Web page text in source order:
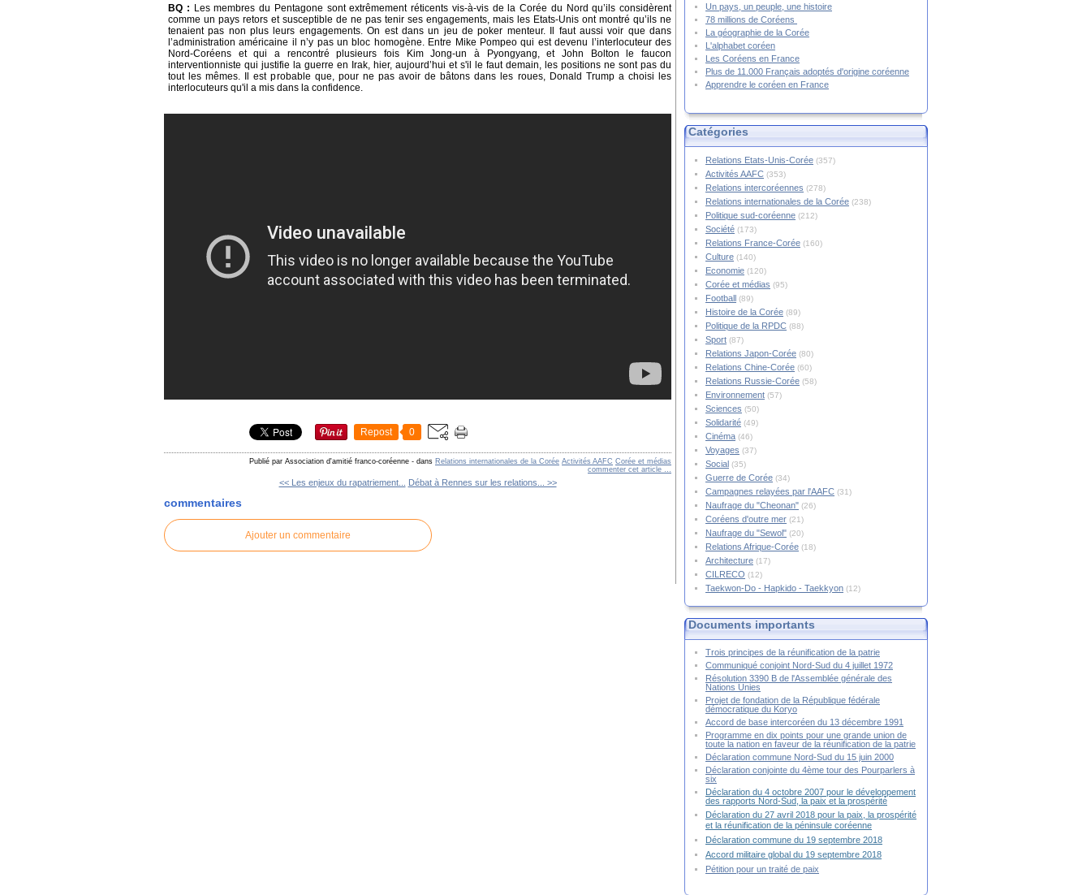
BQ : Les membres du Pentagone sont extrêmement réticents vis-à-vis de la Corée du Nord qu’ils considèrent
comme un pays retors et susceptible de ne pas tenir ses engagements, mais les Etats-Unis ont montré qu’ils ne
tenaient pas non plus leurs engagements. On est dans un jeu de poker menteur. Il faut aussi voir que dans
l’administration américaine il n’y pas un bloc homogène. Entre Mike Pompeo qui est devenu l’interlocuteur des
Nord-Coréens et qui a rencontré plusieurs fois Kim Jong-un à Pyongyang, et John Bolton le faucon
interventionniste qui justifie la guerre en Irak, hier, aujourd’hui et s'il le faut demain, les positions ne sont pas du
tout les mêmes. Il est probable que, pour ne pas avoir de bâtons dans les roues, Donald Trump a choisi les
interlocuteurs qu'il a mis dans la confidence.
Repost 0
Publié par Association d'amitié franco-coréenne - dans Relations internationales de la Corée Activités AAFC Corée et médias
commenter cet article
<< Les enjeux du rapatriement... Débat à Rennes sur les relations... >>
commentaires
Ajouter un commentaire
Un pays, un peuple, une histoire
78 millions de Coréens
La géographie de la Corée
L'alphabet coréen
Les Coréens en France
Plus de 11.000 Français adoptés d'origine coréenne
Apprendre le coréen en France
Catégories
Relations Etats-Unis-Corée (357)
Activités AAFC (353)
Relations intercoréennes (278)
Relations internationales de la Corée (238)
Politique sud-coréenne (212)
Société (173)
Relations France-Corée (160)
Culture (140)
Economie (120)
Corée et médias (95)
Football (89)
Histoire de la Corée (89)
Politique de la RPDC (88)
Sport (87)
Relations Japon-Corée (80)
Relations Chine-Corée (60)
Relations Russie-Corée (58)
Environnement (57)
Sciences (50)
Solidarité (49)
Cinéma (46)
Voyages (37)
Social (35)
Guerre de Corée (34)
Campagnes relayées par l'AAFC (31)
Naufrage du "Cheonan" (26)
Coréens d'outre mer (21)
Naufrage du "Sewol" (20)
Relations Afrique-Corée (18)
Architecture (17)
CILRECO (12)
Taekwon-Do - Hapkido - Taekkyon (12)
Documents importants
Trois principes de la réunification de la patrie
Communiqué conjoint Nord-Sud du 4 juillet 1972
Résolution 3390 B de l'Assemblée générale des
Nations Unies
Projet de fondation de la République fédérale
démocratique du Koryo
Accord de base intercoréen du 13 décembre 1991
Programme en dix points pour une grande union de
toute la nation en faveur de la réunification de la patrie
Déclaration commune Nord-Sud du 15 juin 2000
Déclaration conjointe du 4ème tour des Pourparlers à
six
Déclaration du 4 octobre 2007 pour le développement
des rapports Nord-Sud, la paix et la prospérité
Déclaration du 27 avril 2018 pour la paix, la prospérité
et la réunification de la péninsule coréenne
Déclaration commune du 19 septembre 2018
Accord militaire global du 19 septembre 2018
Pétition pour un traité de paix